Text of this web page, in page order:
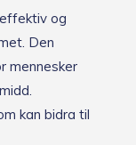
og
Den
mennesker
kan bidra til